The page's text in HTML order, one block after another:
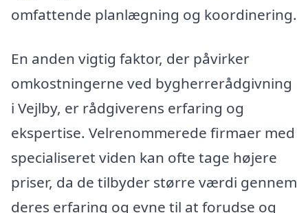
omfattende planlægning og koordinering.
En anden vigtig faktor, der påvirker
omkostningerne ved bygherrerådgivning
i Vejlby, er rådgiverens erfaring og
ekspertise. Velrenommerede firmaer med
specialiseret viden kan ofte tage højere
priser, da de tilbyder større værdi gennem
deres erfaring og evne til at forudse og